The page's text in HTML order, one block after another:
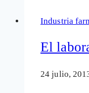
Industria
El
24 julio,